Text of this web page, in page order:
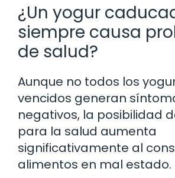
¿Un yogur
siempre causa
de salud?
Aunque no todos los
vencidos generan
negativos, la posibilidad
para la salud aumenta
significativamente al
alimentos en mal estado.